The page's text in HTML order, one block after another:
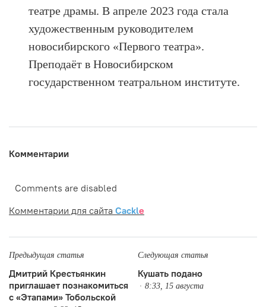
театре драмы. В апреле 2023 года стала
художественным руководителем
новосибирского «Первого театра».
Преподаёт в Новосибирском
государственном театральном институте.
Комментарии
Comments are disabled
Комментарии для сайта Cackle
Предыдущая статья
Дмитрий Крестьянкин
приглашает познакомиться
с «Этапами» Тобольской
Следующая статья
Кушать подано
8:33, 15 августа